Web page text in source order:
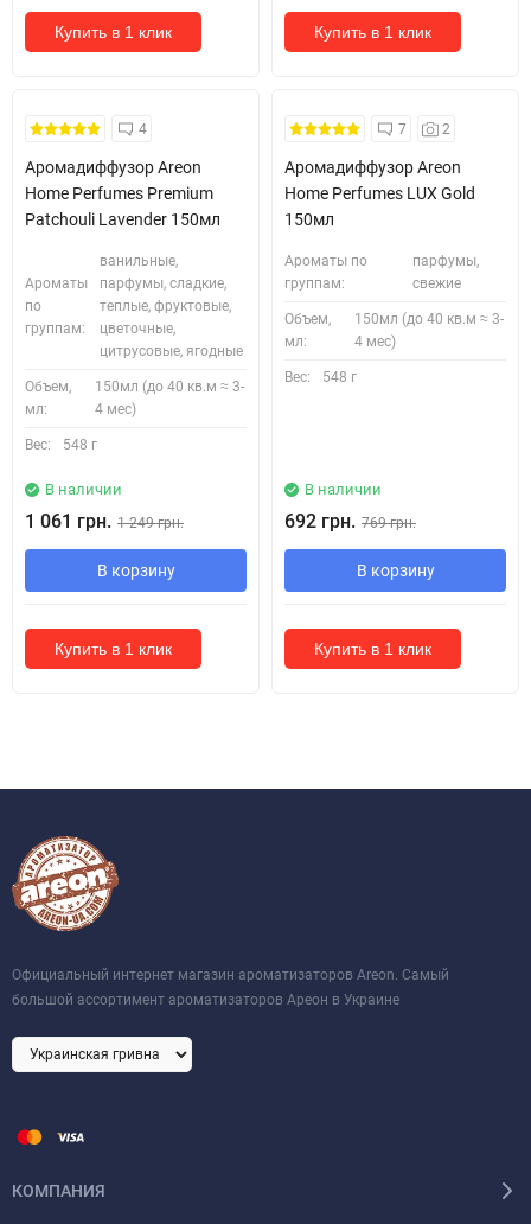
Купить в 1 клик Купить в 1 клик
4
Аромадиффузор Areon
Home Perfumes Premium
Patchouli Lavender 150мл
Ароматы
по
группам:
ванильные,
парфумы, сладкие,
теплые, фруктовые,
цветочные,
цитрусовые, ягодные
Объем,
мл:
150мл (до 40 кв.м ≈ 3-
4 мес)
Вес: 548 г
В наличии
1 061 грн. 1 249 грн.
В корзину
Купить в 1 клик
7 2
Аромадиффузор Areon
Home Perfumes LUX Gold
150мл
Ароматы по
группам:
парфумы,
свежие
Объем,
мл:
150мл (до 40 кв.м ≈ 3-
4 мес)
Вес: 548 г
В наличии
692 грн. 769 грн.
В корзину
Купить в 1 клик
Официальный интернет магазин ароматизаторов Areon. Самый
большой ассортимент ароматизаторов Ареон в Украине
КОМПАНИЯ